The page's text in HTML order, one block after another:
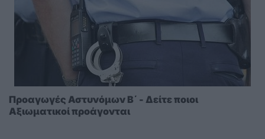
Προαγωγές Αστυνόμων Β΄ - Δείτε ποιοι
Αξιωματικοί προάγονται